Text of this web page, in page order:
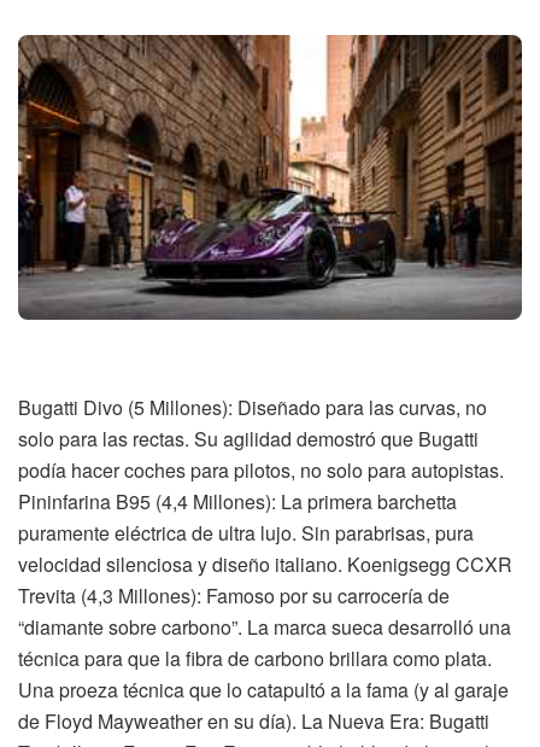
Bugatti Divo (5 Millones): Diseñado para las curvas, no
solo para las rectas. Su agilidad demostró que Bugatti
podía hacer coches para pilotos, no solo para autopistas.
Pininfarina B95 (4,4 Millones): La primera barchetta
puramente eléctrica de ultra lujo. Sin parabrisas, pura
velocidad silenciosa y diseño italiano. Koenigsegg CCXR
Trevita (4,3 Millones): Famoso por su carrocería de
“diamante sobre carbono”. La marca sueca desarrolló una
técnica para que la fibra de carbono brillara como plata.
Una proeza técnica que lo catapultó a la fama (y al garaje
de Floyd Mayweather en su día). La Nueva Era: Bugatti